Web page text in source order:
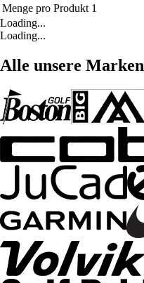
Menge pro Produkt 1
Loading...
Loading...
Alle unsere Marken